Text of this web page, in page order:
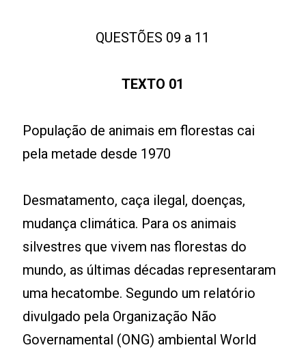
QUESTÕES 09 a 11
TEXTO 01
População de animais em florestas cai
pela metade desde 1970
Desmatamento, caça ilegal, doenças,
mudança climática. Para os animais
silvestres que vivem nas florestas do
mundo, as últimas décadas representaram
uma hecatombe. Segundo um relatório
divulgado pela Organização Não
Governamental (ONG) ambiental World